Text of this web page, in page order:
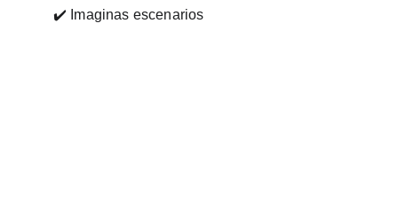
✔️ Imaginas escenarios